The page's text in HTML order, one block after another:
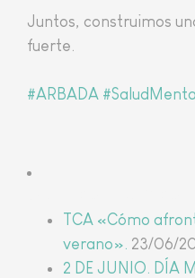
​Juntos, construimos
fuerte.
#ARBADA #SaludMental
TCA «Cómo
verano». 23/06/
2 DE JUNIO. DÍA